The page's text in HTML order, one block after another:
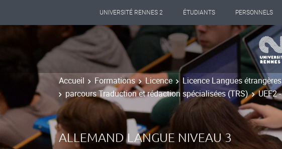
UNIVERSITÉ RENNES 2 ÉTUDIANTS PERSONNELS
Accueil Formations Licence
Licence Langues
parcours Traduction et rédaction spécialisées (TRS)
UEF2
ALLEMAND LANGUE NIVEAU 3